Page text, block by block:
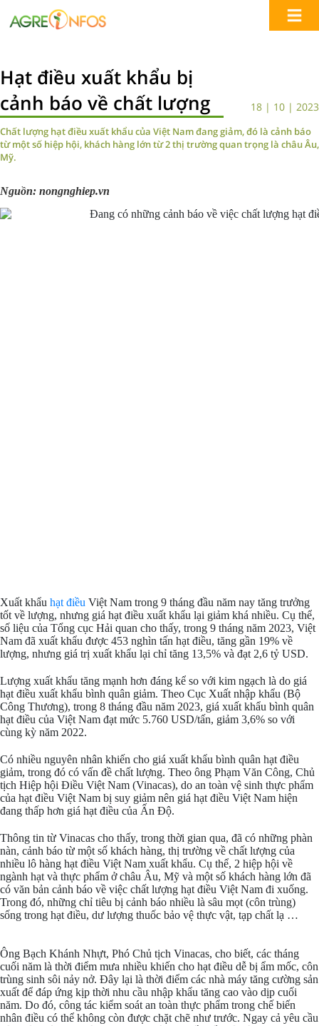
Hạt điều xuất khẩu bị
cảnh báo về chất lượng
18 | 10 | 2023
Chất lượng hạt điều xuất khẩu của Việt Nam đang giảm, đó là cảnh báo
từ một số hiệp hội, khách hàng lớn từ 2 thị trường quan trọng là châu Âu,
Mỹ.
Nguồn: nongnghiep.vn
Xuất khẩu hạt điều Việt Nam trong 9 tháng đầu năm nay tăng trưởng
tốt về lượng, nhưng giá hạt điều xuất khẩu lại giảm khá nhiều. Cụ thể,
số liệu của Tổng cục Hải quan cho thấy, trong 9 tháng năm 2023, Việt
Nam đã xuất khẩu được 453 nghìn tấn hạt điều, tăng gần 19% về
lượng, nhưng giá trị xuất khẩu lại chỉ tăng 13,5% và đạt 2,6 tỷ USD.
Lượng xuất khẩu tăng mạnh hơn đáng kể so với kim ngạch là do giá
hạt điều xuất khẩu bình quân giảm. Theo Cục Xuất nhập khẩu (Bộ
Công Thương), trong 8 tháng đầu năm 2023, giá xuất khẩu bình quân
hạt điều của Việt Nam đạt mức 5.760 USD/tấn, giảm 3,6% so với
cùng kỳ năm 2022.
Có nhiều nguyên nhân khiến cho giá xuất khẩu bình quân hạt điều
giảm, trong đó có vấn đề chất lượng. Theo ông Phạm Văn Công, Chủ
tịch Hiệp hội Điều Việt Nam (Vinacas), do an toàn vệ sinh thực phẩm
của hạt điều Việt Nam bị suy giảm nên giá hạt điều Việt Nam hiện
đang thấp hơn giá hạt điều của Ấn Độ.
Thông tin từ Vinacas cho thấy, trong thời gian qua, đã có những phàn
nàn, cảnh báo từ một số khách hàng, thị trường về chất lượng của
nhiều lô hàng hạt điều Việt Nam xuất khẩu. Cụ thể, 2 hiệp hội về
ngành hạt và thực phẩm ở châu Âu, Mỹ và một số khách hàng lớn đã
có văn bản cảnh báo về việc chất lượng hạt điều Việt Nam đi xuống.
Trong đó, những chỉ tiêu bị cảnh báo nhiều là sâu mọt (côn trùng)
sống trong hạt điều, dư lượng thuốc bảo vệ thực vật, tạp chất lạ …
Ông Bạch Khánh Nhựt, Phó Chủ tịch Vinacas, cho biết, các tháng
cuối năm là thời điểm mưa nhiều khiến cho hạt điều dễ bị ẩm mốc, côn
trùng sinh sôi nảy nở. Đây lại là thời điểm các nhà máy tăng cường sản
xuất để đáp ứng kịp thời nhu cầu nhập khẩu tăng cao vào dịp cuối
năm. Do đó, công tác kiểm soát an toàn thực phẩm trong chế biến
nhân điều có thể không còn được chặt chẽ như trước. Ngay cả yêu cầu